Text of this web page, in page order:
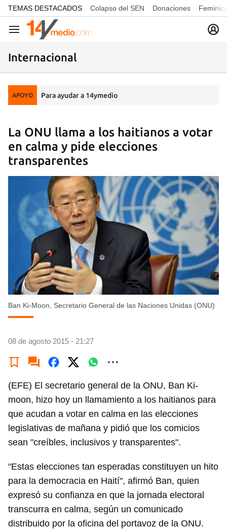
common.go-to-content
TEMAS DESTACADOS Colapso del SEN Donaciones
Navegación
Internacional
APOYO Para ayudar a 14ymedio
La ONU llama a los haitianos a votar
en calma y pide elecciones
transparentes
Ban Ki-Moon, Secretario General de las Naciones Unidas (ONU)
08 de agosto 2015 - 21:27
(EFE) El secretario general de la ONU, Ban Ki-
moon, hizo hoy un llamamiento a los haitianos para
que acudan a votar en calma en las elecciones
legislativas de mañana y pidió que los comicios
sean "creíbles, inclusivos y transparentes".
"Estas elecciones tan esperadas constituyen un hito
para la democracia en Haití", afirmó Ban, quien
expresó su confianza en que la jornada electoral
transcurra en calma, según un comunicado
distribuido por la oficina del portavoz de la ONU.